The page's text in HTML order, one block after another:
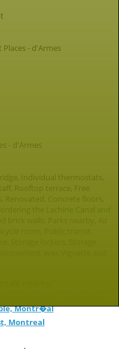
- d'Armes
- d'Armes
Individual thermostats,
Rooftop terrace, Free
Montr�al
Montreal